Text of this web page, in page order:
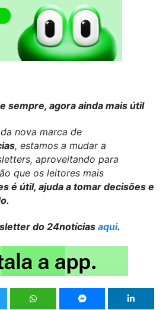
sempre, agora ainda mais útil
nova marca de
, estamos a mudar a
aproveitando para
que os leitores mais
é útil, ajuda a tomar decisões e
do 24notícias aqui.